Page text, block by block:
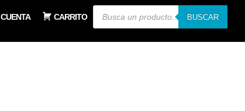
CUENTA CARRITO
Búsqueda
BUSCAR